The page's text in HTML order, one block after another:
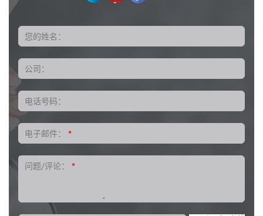
您的姓名：
公司：
电话号码：
电子邮件： *
问题/评论： *